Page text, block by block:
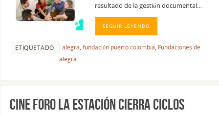
resultado de la gestión documental…
SEGUIR LEYENDO
ETIQUETADO alegra, fundación puerto colombia, Fundaciones de
alegra
CINE FORO LA ESTACIÓN CIERRA CICLOS